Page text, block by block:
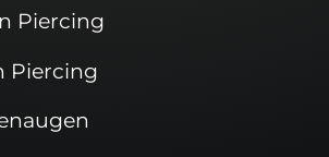
Piercing
Piercing